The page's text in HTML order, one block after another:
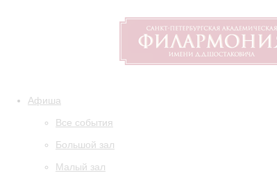
Афиша
Все события
Большой зал
Малый зал